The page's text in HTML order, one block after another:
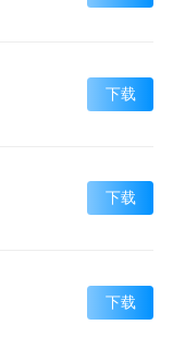
下载
下载
下载